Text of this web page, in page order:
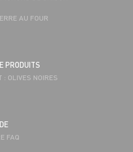
AU FOUR
PRODUITS
: OLIVES NOIRES
FAQ